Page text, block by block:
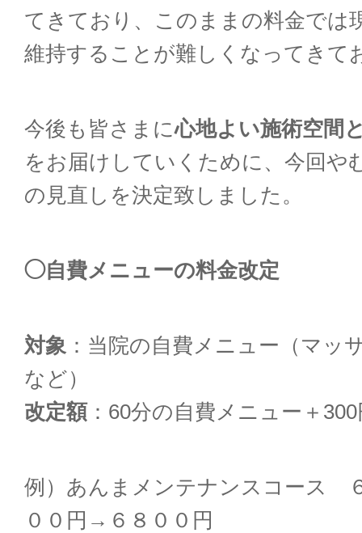
てきており、このままの料金では
維持することが難しくなってきて
今後も皆さまに心地よい施術空間
をお届けしていくために、今回や
の見直しを決定致しました。
◯自費メニューの料金改定
対象 ：当院の自費メニュー（マッ
など）
改定額：60分の自費メニュー＋300
例）あんまメンテナンスコース
００円→６８００円